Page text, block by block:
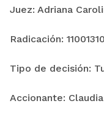
Juez: Adriana
Radicación:
Tipo de decisión:
Accionante: